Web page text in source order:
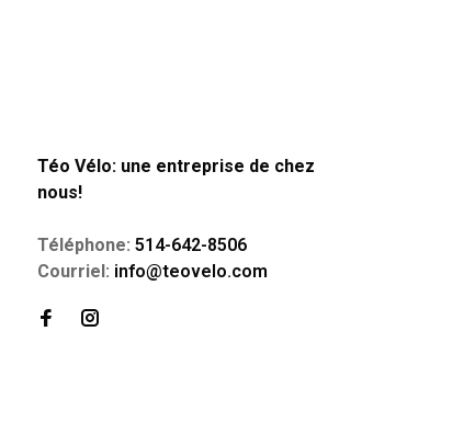
Téo Vélo: une entreprise de chez
nous!
Téléphone: 514-642-8506
Courriel: info@teovelo.com